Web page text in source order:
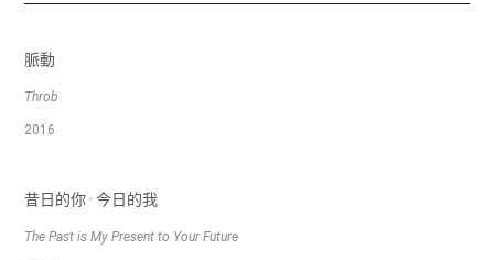
脈動
Throb
2016
昔日的你 · 今日的我
The Past is My Present to Your Future